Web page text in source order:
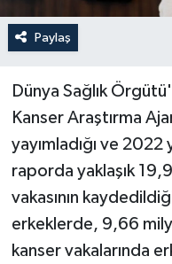
Paylaş
Dünya Sağlık
Kanser Araştırma
yayımladığı ve 2022
raporda yaklaşık
vakasının
erkeklerde, 9,66
kanser vakalarında
Siyaset
Sosyal medya
Spor